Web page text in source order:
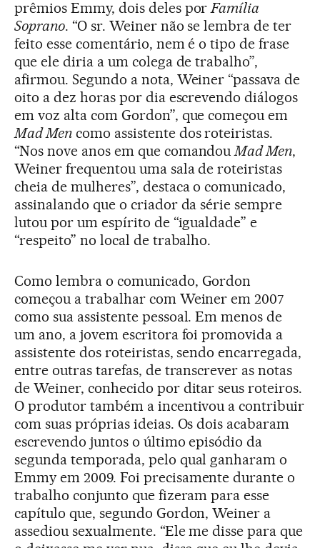
prêmios Emmy, dois deles porFamília
Soprano. “O sr. Weiner não se lembra de ter
feito esse comentário, nem é o tipo de frase
que ele diria a um colega de trabalho”,
afirmou. Segundo a nota, Weiner “passava de
oito a dez horas por dia escrevendo diálogos
em voz alta com Gordon”, que começou em
Mad Mencomo assistente dos roteiristas.
“Nos nove anos em que comandouMad Men,
Weiner frequentou uma sala de roteiristas
cheia de mulheres”, destaca o comunicado,
assinalando que o criador da série sempre
lutou por um espírito de “igualdade” e
“respeito” no local de trabalho.
Como lembra o comunicado, Gordon
começou a trabalhar com Weiner em 2007
como sua assistente pessoal. Em menos de
um ano, a jovem escritora foi promovida a
assistente dos roteiristas, sendo encarregada,
entre outras tarefas, de transcrever as notas
de Weiner, conhecido por ditar seus roteiros.
O produtor também a incentivou a contribuir
com suas próprias ideias. Os dois acabaram
escrevendo juntos o último episódio da
segunda temporada, pelo qual ganharam o
Emmy em 2009. Foi precisamente durante o
trabalho conjunto que fizeram para esse
capítulo que, segundo Gordon, Weiner a
assediou sexualmente. “Ele me disse para que